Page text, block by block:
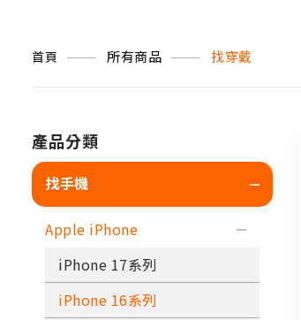
首頁 所有商品 找穿戴
產品分類
找手機
Apple iPhone
iPhone 17系列
iPhone 16系列